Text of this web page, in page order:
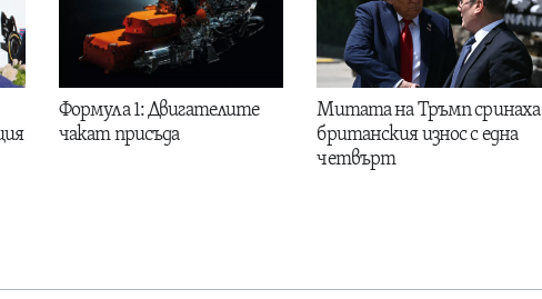
Формула 1: Двигателите
чакат присъда
Митата на Тръмп сринаха
британския износ с една
четвърт